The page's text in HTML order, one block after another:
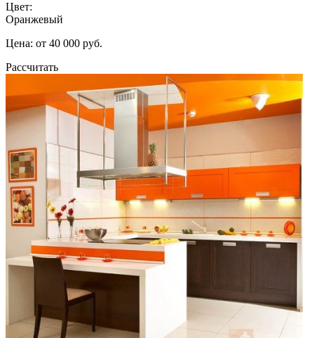
Цвет:
Оранжевый
Цена: от 40 000 руб.
Рассчитать